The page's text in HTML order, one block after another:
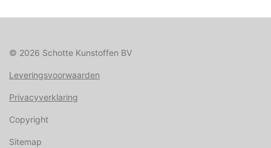
© 2026 Schotte Kunstoffen BV
Leveringsvoorwaarden
Privacyverklaring
Copyright
Sitemap